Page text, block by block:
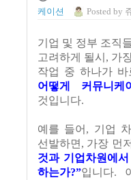
케이션
Posted by
기업 및 정부 조직
고려하게 될시 , 가
작업 중 하나가 바
어떻게 커뮤니
것입니다.
예를 들어, 기업
선발하면, 가장 먼
것과 기업차원에
하는가?”입니다.